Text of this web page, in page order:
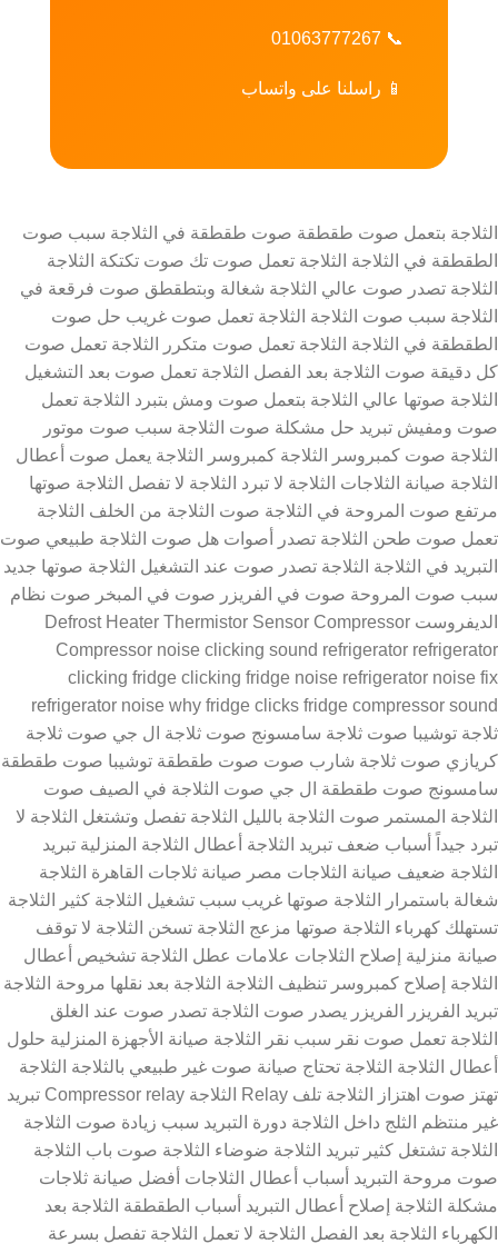
📞
01063777267
📱 راسلنا على واتساب
الثلاجة بتعمل صوت طقطقة صوت طقطقة في الثلاجة سبب صوت
الطقطقة في الثلاجة الثلاجة تعمل صوت تك صوت تكتكة الثلاجة
الثلاجة تصدر صوت عالي الثلاجة شغالة وبتطقطق صوت فرقعة في
الثلاجة سبب صوت الثلاجة الثلاجة تعمل صوت غريب حل صوت
الطقطقة في الثلاجة الثلاجة تعمل صوت متكرر الثلاجة تعمل صوت
كل دقيقة صوت الثلاجة بعد الفصل الثلاجة تعمل صوت بعد التشغيل
الثلاجة صوتها عالي الثلاجة بتعمل صوت ومش بتبرد الثلاجة تعمل
صوت ومفيش تبريد حل مشكلة صوت الثلاجة سبب صوت موتور
الثلاجة صوت كمبروسر الثلاجة كمبروسر الثلاجة يعمل صوت أعطال
الثلاجة صيانة الثلاجات الثلاجة لا تبرد الثلاجة لا تفصل الثلاجة صوتها
مرتفع صوت المروحة في الثلاجة صوت الثلاجة من الخلف الثلاجة
تعمل صوت طحن الثلاجة تصدر أصوات هل صوت الثلاجة طبيعي صوت
التبريد في الثلاجة الثلاجة تصدر صوت عند التشغيل الثلاجة صوتها جديد
سبب صوت المروحة صوت في الفريزر صوت في المبخر صوت نظام
الديفروست Defrost Heater Thermistor Sensor Compressor
Compressor noise clicking sound refrigerator refrigerator
clicking fridge clicking fridge noise refrigerator noise fix
refrigerator noise why fridge clicks fridge compressor sound
ثلاجة توشيبا صوت ثلاجة سامسونج صوت ثلاجة ال جي صوت ثلاجة
كريازي صوت ثلاجة شارب صوت صوت طقطقة توشيبا صوت طقطقة
سامسونج صوت طقطقة ال جي صوت الثلاجة في الصيف صوت
الثلاجة المستمر صوت الثلاجة بالليل الثلاجة تفصل وتشتغل الثلاجة لا
تبرد جيداً أسباب ضعف تبريد الثلاجة أعطال الثلاجة المنزلية تبريد
الثلاجة ضعيف صيانة الثلاجات مصر صيانة ثلاجات القاهرة الثلاجة
شغالة باستمرار الثلاجة صوتها غريب سبب تشغيل الثلاجة كثير الثلاجة
تستهلك كهرباء الثلاجة صوتها مزعج الثلاجة تسخن الثلاجة لا توقف
صيانة منزلية إصلاح الثلاجات علامات عطل الثلاجة تشخيص أعطال
الثلاجة إصلاح كمبروسر تنظيف الثلاجة الثلاجة بعد نقلها مروحة الثلاجة
تبريد الفريزر الفريزر يصدر صوت الثلاجة تصدر صوت عند الغلق
الثلاجة تعمل صوت نقر سبب نقر الثلاجة صيانة الأجهزة المنزلية حلول
أعطال الثلاجة الثلاجة تحتاج صيانة صوت غير طبيعي بالثلاجة الثلاجة
تهتز صوت اهتزاز الثلاجة تلف Relay الثلاجة Compressor relay تبريد
غير منتظم الثلج داخل الثلاجة دورة التبريد سبب زيادة صوت الثلاجة
الثلاجة تشتغل كثير تبريد الثلاجة ضوضاء الثلاجة صوت باب الثلاجة
صوت مروحة التبريد أسباب أعطال الثلاجات أفضل صيانة ثلاجات
مشكلة الثلاجة إصلاح أعطال التبريد أسباب الطقطقة الثلاجة بعد
الكهرباء الثلاجة بعد الفصل الثلاجة لا تعمل الثلاجة تفصل بسرعة